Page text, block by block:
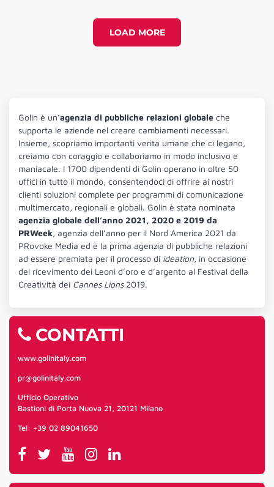
Golin è un’agenzia di pubbliche relazioni globale che
supporta le aziende nel creare cambiamenti necessari.
Insieme, scopriamo importanti verità umane che ci legano,
creiamo con coraggio e collaboriamo in modo inclusivo e
maniacale. I 1700 dipendenti di Golin operano in oltre 50
uffici in tutto il mondo, consentendoci di offrire ai nostri
clienti soluzioni complete per programmi di comunicazione
multimercato, regionali e globali. Golin è stata nominata
agenzia globale dell’anno 2021, 2020 e 2019 da
PRWeek, agenzia dell’anno per il Nord America 2021 da
PRovoke Media ed è la prima agenzia di pubbliche relazioni
ad essere premiata per il processo di ideation, in occasione
del ricevimento dei Leoni d’oro e d’argento al Festival della
Creatività dei Cannes Lions2019.
CONTATTI
www.golinitaly.com
pr@golinitaly.com
Ufficio Operativo
Bastioni di Porta Nuova 21, 20121 Milano
Tel: +39 02 89041650
LOAD MORE